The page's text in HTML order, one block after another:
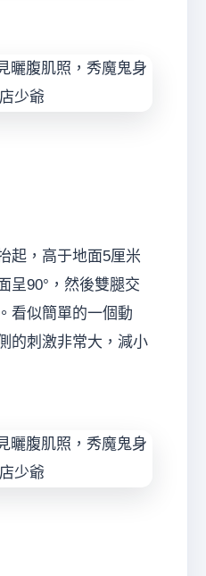
起，高于地面5厘米
呈90°，然後雙腿交
看似簡單的一個動
的刺激非常大，減小